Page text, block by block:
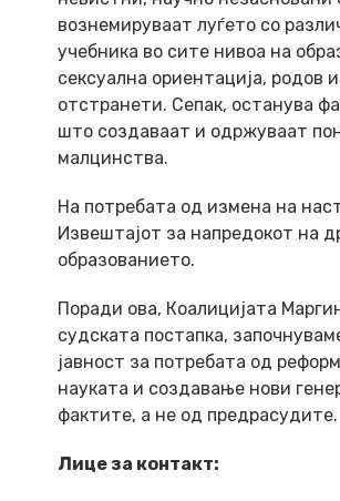
вознемируваат луѓето со
учебника во сите нивоа на
сексуална ориентација, родов
отстранети. Сепак, останува
што создаваат и одржуваат
малцинства.
На потребата од измена на
Извештајот за напредокот на
образованието.
Поради ова, Коалицијата
судската постапка,
јавност за потребата од
науката и создавање нови
фактите, а не од предрасудите.
Лице за контакт: